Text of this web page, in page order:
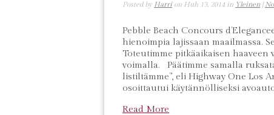
Posted by Harrion Huh 13, 2014 in Yleinen |
Pebble Beach Concours
hienoimpia lajissaan maailmassa.
Toteutimme pitkäaikaisen
voimalla. Päätimme samalla
listiltämme”, eli Highway One Los
osoittautui käytännölliseksi
Read More